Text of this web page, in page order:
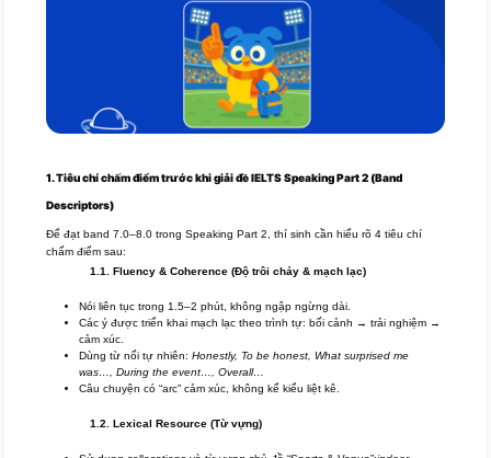
1. Tiêu chí chấm điểm trước khi giải đề IELTS Speaking Part 2 (Band
Descriptors)
Để đạt band 7.0–8.0 trong Speaking Part 2, thí sinh cần hiểu rõ 4 tiêu chí
chấm điểm sau:
1.1. Fluency & Coherence (Độ trôi chảy & mạch lạc)
Nói liên tục trong 1.5–2 phút, không ngập ngừng dài.
Các ý được triển khai mạch lạc theo trình tự: bối cảnh → trải nghiệm →
cảm xúc.
Dùng từ nối tự nhiên:Honestly, To be honest, What surprised me
was…, During the event…, Overall…
Câu chuyện có “arc” cảm xúc, không kể kiểu liệt kê.
1.2. Lexical Resource (Từ vựng)